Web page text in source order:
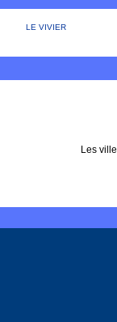
LE VIVIER
Les